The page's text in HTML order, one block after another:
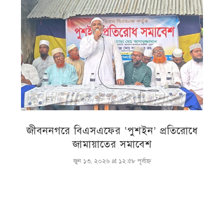
জীবননগরে বিএসএফের ‘পুশইন’ প্রতিরোধে
জামায়াতের সমাবেশ
জুন ১৩, ২০২৬ at ১২:৫৮ পূর্বাহ্ণ